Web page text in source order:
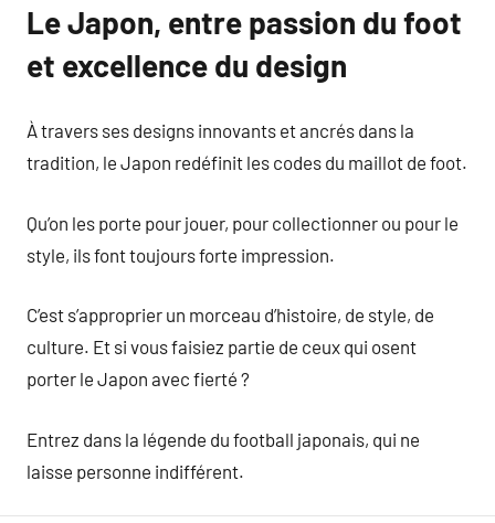
Le Japon, entre passion du foot
et excellence du design
À travers ses designs innovants et ancrés dans la
tradition, le Japon redéfinit les codes du maillot de foot.
Qu’on les porte pour jouer, pour collectionner ou pour le
style, ils font toujours forte impression.
C’est s’approprier un morceau d’histoire, de style, de
culture. Et si vous faisiez partie de ceux qui osent
porter le Japon avec fierté ?
Entrez dans la légende du football japonais, qui ne
laisse personne indifférent.